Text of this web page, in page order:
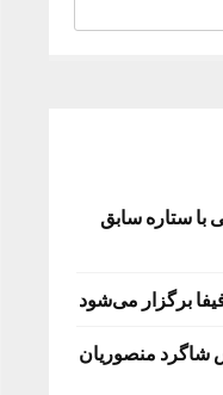
ستاره سابق
برگزار می‌شود
شاگرد منصوریان